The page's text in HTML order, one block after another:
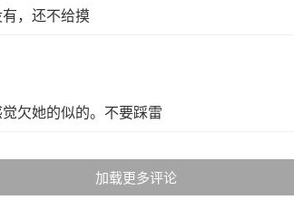
，还不给摸
欠她的似的。不要踩雷
加载更多评论